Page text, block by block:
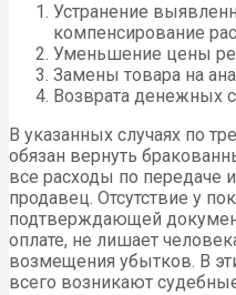
Устранение
компенсирование
Уменьшение цены
Замены товара на
Возврата денежных
В указанных случаях по
обязан вернуть
все расходы по передаче
продавец. Отсутствие у
подтверждающей
оплате, не лишает
возмещения убытков. В
всего возникают